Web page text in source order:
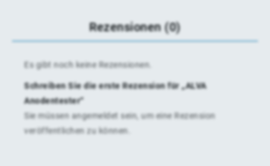
Rezensionen (0)
Es gibt noch keine Rezensionen.
Schreiben Sie die erste Rezension für „ALVA
Anodentester“
Sie müssen angemeldet sein, um eine Rezension
veröffentlichen zu können.